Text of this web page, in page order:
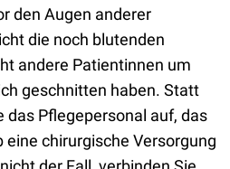
den Augen anderer
die noch blutenden
andere Patientinnen um
geschnitten haben. Statt
das Pflegepersonal auf, das
chirurgische Versorgung